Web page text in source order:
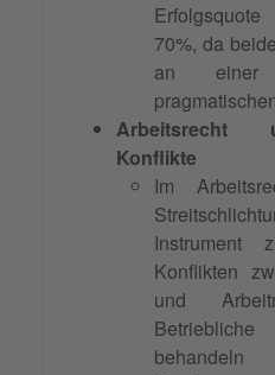
70%, da
an einer
Arbeitsrecht
Konflikte
Im
Instrument
Konflikten
und
Betriebliche
behandeln